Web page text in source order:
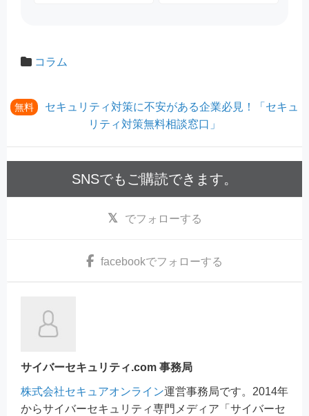
コラム
無料
セキュリティ対策に不安がある企業必見！「セキュ
リティ対策無料相談窓口」
SNSでもご購読できます。
でフォローする
facebookでフォローする
サイバーセキュリティ.com 事務局
株式会社セキュアオンライン運営事務局です。2014年
からサイバーセキュリティ専門メディア「サイバーセ